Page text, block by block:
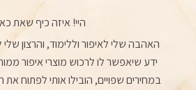
היי! איזה כיף שאת
האהבה שלי לאיפור וללימוד, והרצון
ידע שיאפשר לו לרכוש מוצרי איפור
במחירים שפויים, הובילו אותי לפתוח את